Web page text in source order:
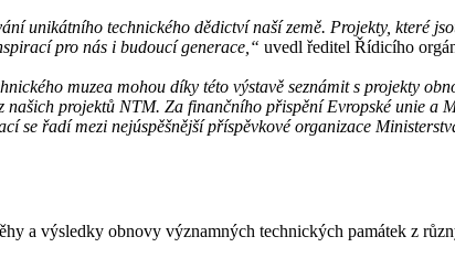
unikátního technického dědictví naší země. Projekty, které
pro nás i budoucí generace,“ uvedl ředitel Řídicího
muzea mohou díky této výstavě seznámit s projekty
našich projektů NTM. Za finančního přispění Evropské unie
se řadí mezi nejúspěšnější příspěvkové organizace
a výsledky obnovy významných technických památek z